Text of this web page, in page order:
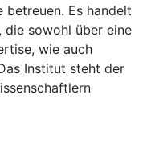
betreuen. Es handelt
die sowohl über eine
wie auch
Institut steht der